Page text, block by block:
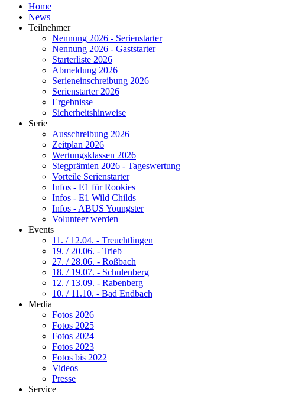
Home
News
Teilnehmer
Nennung 2026 - Serienstarter
Nennung 2026 - Gaststarter
Starterliste 2026
Abmeldung 2026
Serieneinschreibung 2026
Serienstarter 2026
Ergebnisse
Sicherheitshinweise
Serie
Ausschreibung 2026
Zeitplan 2026
Wertungsklassen 2026
Siegprämien 2026 - Tageswertung
Vorteile Serienstarter
Infos - E1 für Rookies
Infos - E1 Wild Childs
Infos - ABUS Youngster
Volunteer werden
Events
11. / 12.04. - Treuchtlingen
19. / 20.06. - Trieb
27. / 28.06. - Roßbach
18. / 19.07. - Schulenberg
12. / 13.09. - Rabenberg
10. / 11.10. - Bad Endbach
Media
Fotos 2026
Fotos 2025
Fotos 2024
Fotos 2023
Fotos bis 2022
Videos
Presse
Service